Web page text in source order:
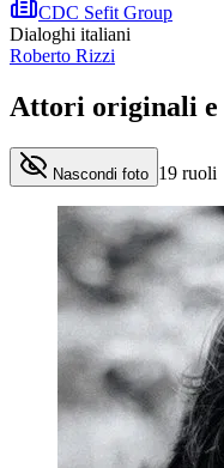
CDC Sefit Group
Dialoghi italiani
Roberto Rizzi
Attori originali e
Nascondi foto 19 ruoli